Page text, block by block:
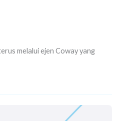
melalui ejen Coway yang